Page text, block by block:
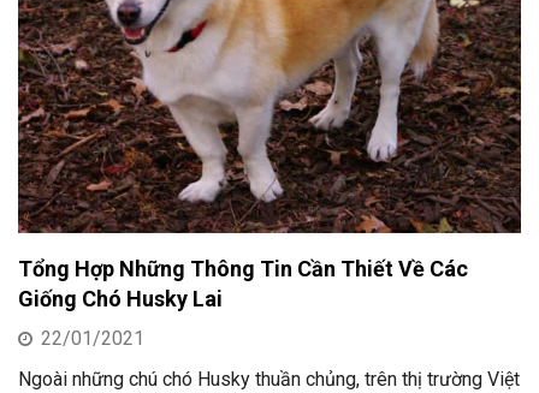
Tổng Hợp Những Thông Tin Cần Thiết Về Các
Giống Chó Husky Lai
22/01/2021
Ngoài những chú chó Husky thuần chủng, trên thị trường Việt